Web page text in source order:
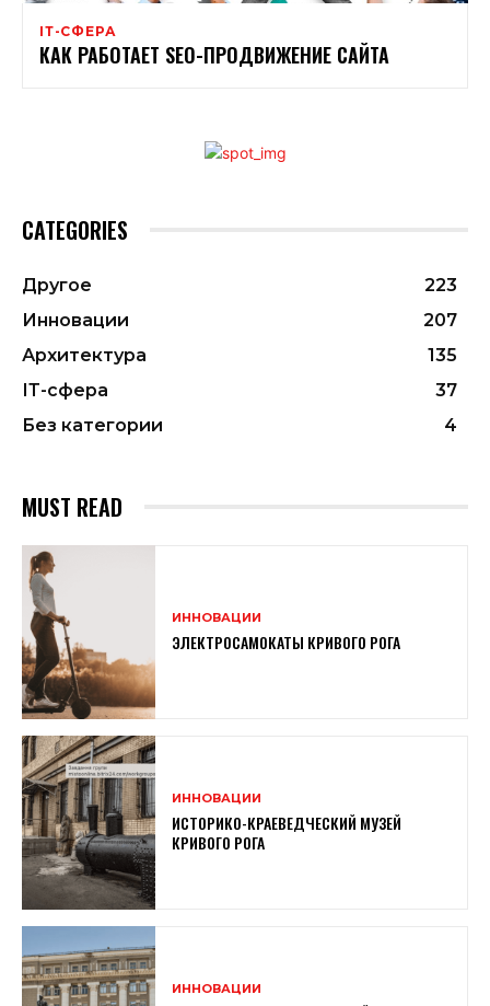
ІТ-СФЕРА
КАК РАБОТАЕТ SEO-ПРОДВИЖЕНИЕ САЙТА
CATEGORIES
Другое
223
Инновации
207
Архитектура
135
ІТ-сфера
37
Без категории
4
MUST READ
ИННОВАЦИИ
ЭЛЕКТРОСАМОКАТЫ КРИВОГО РОГА
ИННОВАЦИИ
ИСТОРИКО-КРАЕВЕДЧЕСКИЙ МУЗЕЙ
КРИВОГО РОГА
ИННОВАЦИИ